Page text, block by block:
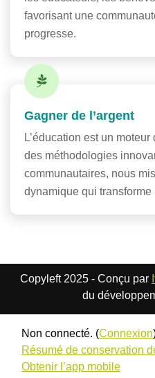
favorisant une
progresse.
Gagner de l’argent
L’éducation est un
des méthodologies
communautaires, nous
dynamique qui transforme
Copyleft 2025 - Conçu par
du
Non connecté. (Connexion
Résumé de conservation
Obtenir l’app mobile